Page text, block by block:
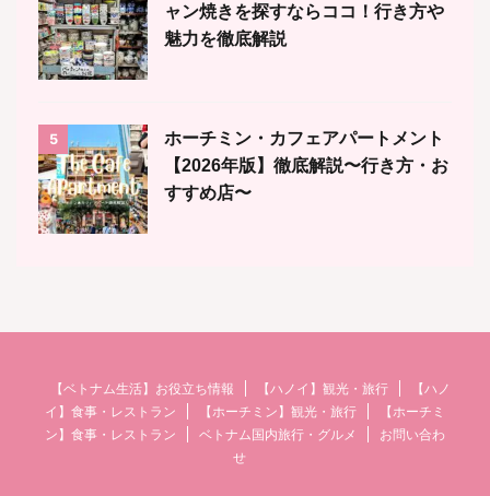
ャン焼きを探すならココ！行き方や
魅力を徹底解説
5
ホーチミン・カフェアパートメント
【2026年版】徹底解説〜行き方・お
すすめ店〜
【ベトナム生活】お役立ち情報 【ハノイ】観光・旅行
【ハノ
イ】食事・レストラン
【ホーチミン】観光・旅行
【ホーチミ
ン】食事・レストラン
ベトナム国内旅行・グルメ
お問い合わ
せ